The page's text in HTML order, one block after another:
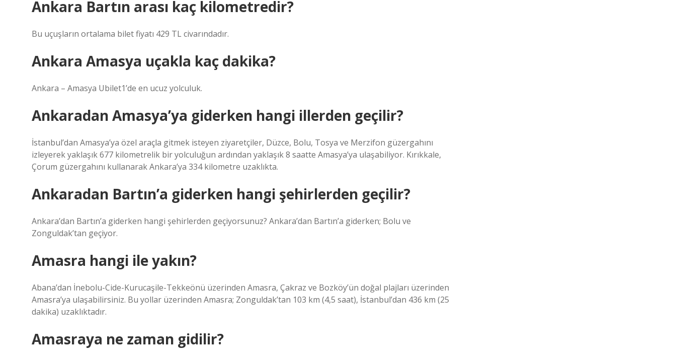
Ankara Bartın arası kaç kilometredir?
Bu uçuşların ortalama bilet fiyatı 429 TL civarındadır.
Ankara Amasya uçakla kaç dakika?
Ankara – Amasya Ubilet1’de en ucuz yolculuk.
Ankaradan Amasya’ya giderken hangi illerden geçilir?
İstanbul’dan Amasya’ya özel araçla gitmek isteyen ziyaretçiler, Düzce, Bolu, Tosya ve Merzifon güzergahını
izleyerek yaklaşık 677 kilometrelik bir yolculuğun ardından yaklaşık 8 saatte Amasya’ya ulaşabiliyor. Kırıkkale,
Çorum güzergahını kullanarak Ankara’ya 334 kilometre uzaklıkta.
Ankaradan Bartın’a giderken hangi şehirlerden geçilir?
Ankara’dan Bartın’a giderken hangi şehirlerden geçiyorsunuz? Ankara’dan Bartın’a giderken; Bolu ve
Zonguldak’tan geçiyor.
Amasra hangi ile yakın?
Abana’dan İnebolu-Cide-Kurucaşile-Tekkeönü üzerinden Amasra, Çakraz ve Bozköy’ün doğal plajları üzerinden
Amasra’ya ulaşabilirsiniz. Bu yollar üzerinden Amasra; Zonguldak’tan 103 km (4,5 saat), İstanbul’dan 436 km (25
dakika) uzaklıktadır.
Amasraya ne zaman gidilir?